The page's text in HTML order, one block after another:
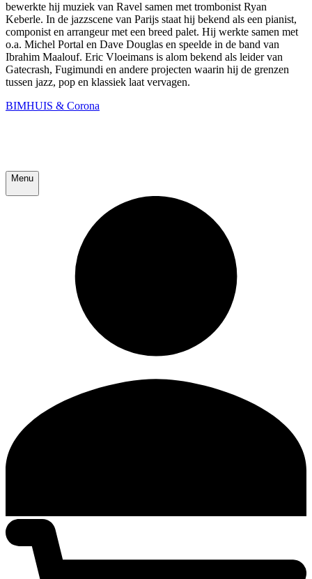
bewerkte hij muziek van Ravel samen met trombonist Ryan
Keberle. In de jazzscene van Parijs staat hij bekend als een pianist,
componist en arrangeur met een breed palet. Hij werkte samen met
o.a. Michel Portal en Dave Douglas en speelde in de band van
Ibrahim Maalouf. Eric Vloeimans is alom bekend als leider van
Gatecrash, Fugimundi en andere projecten waarin hij de grenzen
tussen jazz, pop en klassiek laat vervagen.
BIMHUIS & Corona
Menu